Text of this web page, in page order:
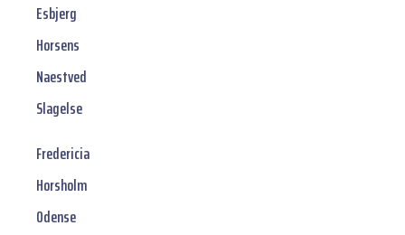
Esbjerg
Horsens
Naestved
Slagelse
Fredericia
Horsholm
Odense